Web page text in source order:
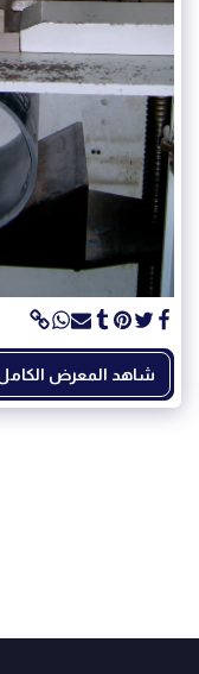
شاهد المعرض